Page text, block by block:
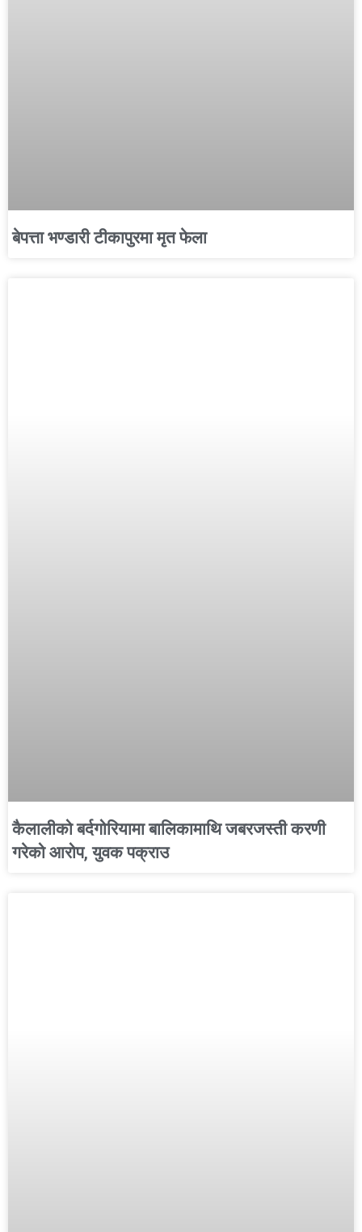
बेपत्ता भण्डारी टीकापुरमा मृत फेला
कैलालीको बर्दगोरियामा बालिकामाथि जबरजस्ती करणी
गरेको आरोप, युवक पक्राउ